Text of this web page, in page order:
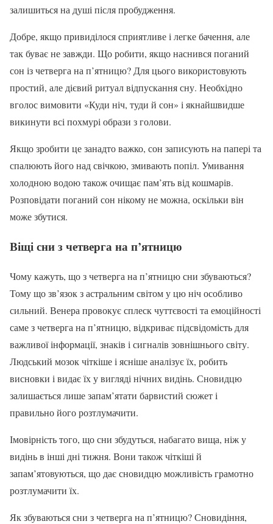
залишиться на душі після пробудження.
Добре, якщо привиділося сприятливе і легке бачення, але
так буває не завжди. Що робити, якщо наснився поганий
сон із четверга на п’ятницю? Для цього використовують
простий, але дієвий ритуал відпускання сну. Необхідно
вголос вимовити «Куди ніч, туди й сон» і якнайшвидше
викинути всі похмурі образи з голови.
Якщо зробити це занадто важко, сон записують на папері та
спалюють його над свічкою, змивають попіл. Умивання
холодною водою також очищає пам’ять від кошмарів.
Розповідати поганий сон нікому не можна, оскільки він
може збутися.
Віщі сни з четверга на п’ятницю
Чому кажуть, що з четверга на п’ятницю сни збуваються?
Тому що зв’язок з астральним світом у цю ніч особливо
сильний. Венера провокує сплеск чуттєвості та емоційності
саме з четверга на п’ятницю, відкриває підсвідомість для
важливої інформації, знаків і сигналів зовнішнього світу.
Людський мозок чіткіше і ясніше аналізує їх, робить
висновки і видає їх у вигляді нічних видінь. Сновидцю
залишається лише запам’ятати барвистий сюжет і
правильно його розтлумачити.
Імовірність того, що сни збудуться, набагато вища, ніж у
видінь в інші дні тижня. Вони також чіткіші й
запам’ятовуються, що дає сновидцю можливість грамотно
розтлумачити їх.
Як збуваються сни з четверга на п’ятницю? Сновидіння,